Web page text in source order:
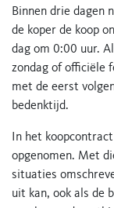
Binnen drie dagen
de koper de koop
dag om 0:00 uur.
zondag of officiële
met de eerst
bedenktijd.
In het
opgenomen. Met
situaties
uit kan, ook als de